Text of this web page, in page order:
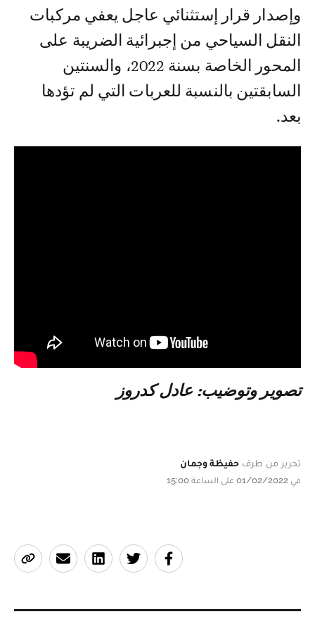
وإصدار قرار إستثنائي عاجل يعفي مركبات
النقل السياحي من إجبرائية الضريبة على
المحور الخاصة بسنة 2022، والسنتين
السابقتين بالنسبة للعربات التي لم تؤدها
بعد.
تصوير وتوضيب: عادل كدروز
تحرير من طرف حفيظة وجمان
في 01/02/2022 على الساعة 15:00